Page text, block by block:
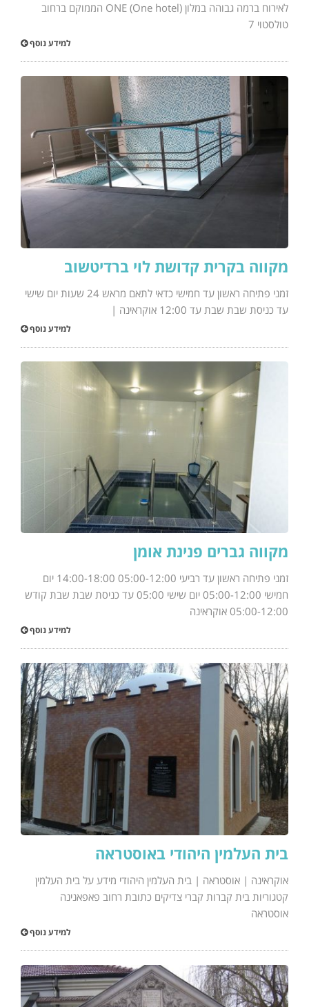
לאירוח ברמה גבוהה במלון ONE (One hotel) הממוקם ברחוב
טולסטוי 7
למידע נוסף
מקווה בקרית קדושת לוי ברדיטשוב
זמני פתיחה ראשון עד חמישי כדאי לתאם מראש 24 שעות יום שישי
עד כניסת שבת שבת עד 12:00 אוקראינה |
למידע נוסף
מקווה גברים פנינת אומן
זמני פתיחה ראשון עד רביעי 05:00-12:00 14:00-18:00 יום
חמישי 05:00-12:00 יום שישי 05:00 עד כניסת שבת שבת קודש
05:00-12:00 אוקראינה
למידע נוסף
בית העלמין היהודי באוסטראה
אוקראינה | אוסטראה | בית העלמין היהודי מידע על בית העלמין
קטגוריות בית קברות קברי צדיקים כתובת רחוב פאפאנינה
אוסטראה
למידע נוסף